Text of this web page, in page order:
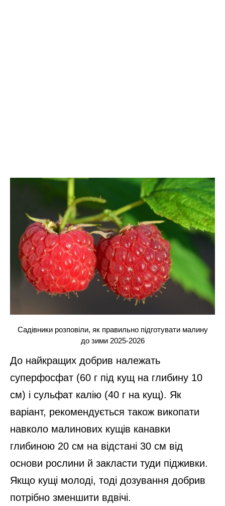
Садівники розповіли, як правильно підготувати малину
до зими 2025-2026
До найкращих добрив належать
суперфосфат (60 г під кущ на глибину 10
см) і сульфат калію (40 г на кущ). Як
варіант, рекомендується також викопати
навколо малинових кущів канавки
глибиною 20 см на відстані 30 см від
основи рослини й закласти туди підживки.
Якщо кущі молоді, тоді дозування добрив
потрібно зменшити вдвічі.